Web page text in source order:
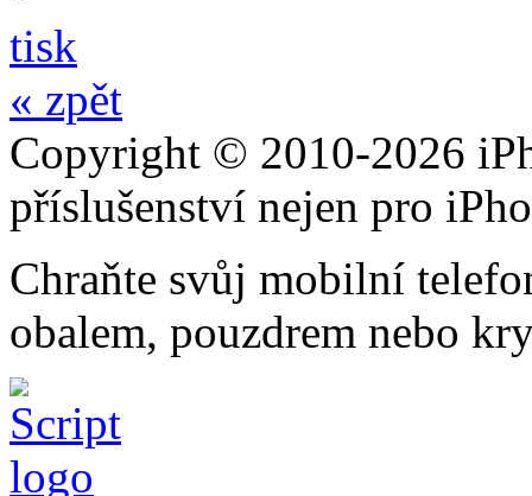
tisk
« zpět
Copyright © 2010-2026
příslušenství nejen pro
Chraňte svůj mobilní
obalem, pouzdrem nebo